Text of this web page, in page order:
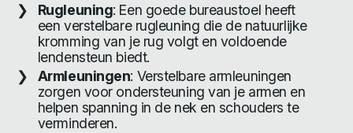
Rugleuning: Een goede bureaustoel heeft
een verstelbare rugleuning die de natuurlijke
kromming van je rug volgt en voldoende
lendensteun biedt.
Armleuningen: Verstelbare armleuningen
zorgen voor ondersteuning van je armen en
helpen spanning in de nek en schouders te
verminderen.